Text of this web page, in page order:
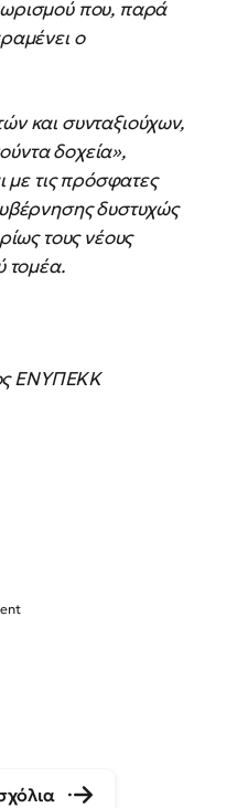
που, παρά
ο
και συνταξιούχων,
δοχεία»,
με τις πρόσφατες
δυστυχώς
τους νέους
τομέα.
ΕΝΥΠΕΚΚ